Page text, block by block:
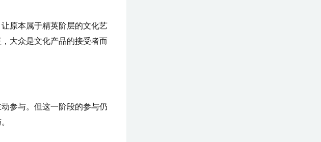
原本属于精英阶层的文化艺
大众是文化产品的接受者而
参与。但这一阶段的参与仍